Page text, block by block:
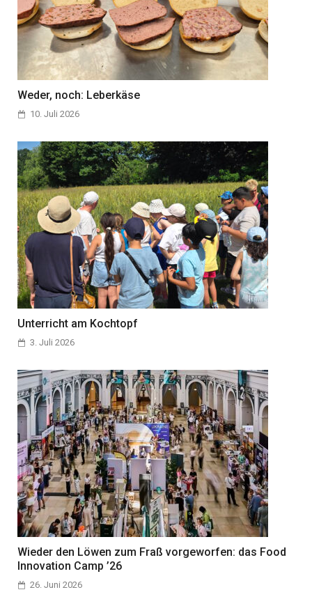
Weder, noch: Leberkäse
10. Juli 2026
Unterricht am Kochtopf
3. Juli 2026
Wieder den Löwen zum Fraß vorgeworfen: das Food
Innovation Camp ’26
26. Juni 2026